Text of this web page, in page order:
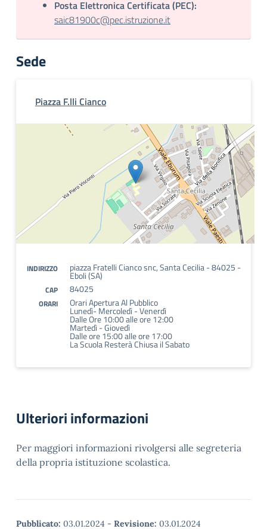
Posta Elettronica Certificata (PEC):
saic81900c@pec.istruzione.it
Sede
Piazza F.lli Cianco
INDIRIZZO piazza Fratelli Cianco snc, Santa Cecilia - 84025 -
Eboli (SA)
CAP 84025
ORARI Orari Apertura Al Pubblico
Lunedì- Mercoledì - Venerdì
Dalle Ore 10:00 alle ore 12:00
Martedì - Giovedì
Dalle ore 15:00 alle ore 17:00
La Scuola Resterà Chiusa il Sabato
Ulteriori informazioni
Per maggiori informazioni rivolgersi alle segreteria
della propria istituzione scolastica.
Pubblicato: 03.01.2024 - Revisione: 03.01.2024